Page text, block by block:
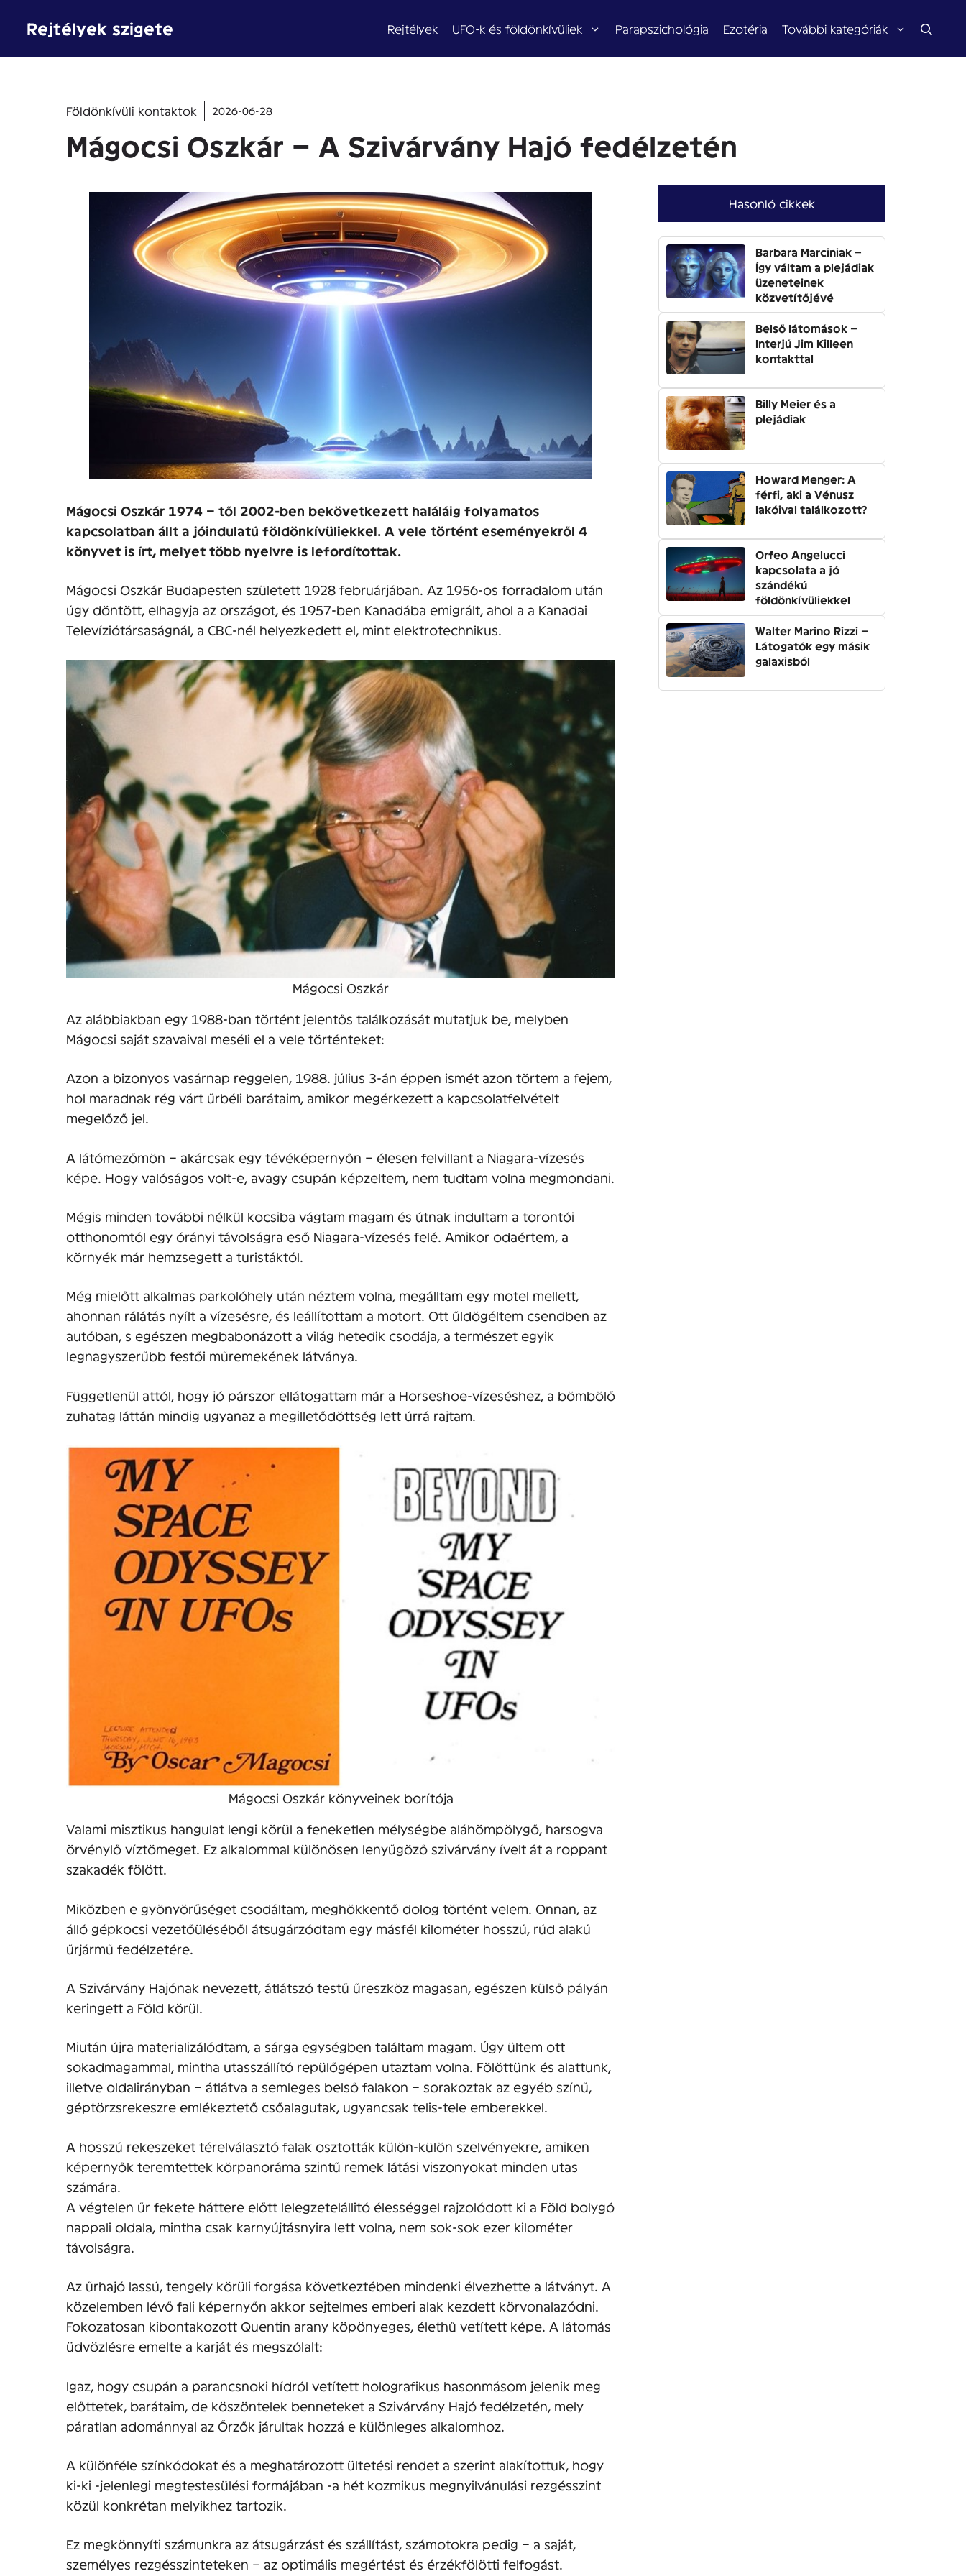
Rejtélyek szigete Rejtélyek UFO-k és földönkívüliek Parapszichológia Ezotéria További kategóriák
Földönkívüli kontaktok 2026-06-28
Mágocsi Oszkár – A Szivárvány Hajó fedélzetén
Mágocsi Oszkár 1974 – től 2002-ben bekövetkezett haláláig folyamatos
kapcsolatban állt a jóindulatú földönkívüliekkel. A vele történt eseményekről 4
könyvet is írt, melyet több nyelvre is lefordítottak.
Mágocsi Oszkár Budapesten született 1928 februárjában. Az 1956-os forradalom után
úgy döntött, elhagyja az országot, és 1957-ben Kanadába emigrált, ahol a a Kanadai
Televíziótársaságnál, a CBC-nél helyezkedett el, mint elektrotechnikus.
Mágocsi Oszkár
Az alábbiakban egy 1988-ban történt jelentős találkozását mutatjuk be, melyben
Mágocsi saját szavaival meséli el a vele történteket:
Azon a bizonyos vasárnap reggelen, 1988. július 3-án éppen ismét azon törtem a fejem,
hol maradnak rég várt űrbéli barátaim, amikor megérkezett a kapcsolatfelvételt
megelőző jel.
A látómezőmön – akárcsak egy tévéképernyőn – élesen felvillant a Niagara-vízesés
képe. Hogy valóságos volt-e, avagy csupán képzeltem, nem tudtam volna megmondani.
Mégis minden további nélkül kocsiba vágtam magam és útnak indultam a torontói
otthonomtól egy órányi távolságra eső Niagara-vízesés felé. Amikor odaértem, a
környék már hemzsegett a turistáktól.
Még mielőtt alkalmas parkolóhely után néztem volna, megálltam egy motel mellett,
ahonnan rálátás nyílt a vízesésre, és leállítottam a motort. Ott űldögéltem csendben az
autóban, s egészen megbabonázott a világ hetedik csodája, a természet egyik
legnagyszerűbb festői műremekének látványa.
Függetlenül attól, hogy jó párszor ellátogattam már a Horseshoe-vízeséshez, a bömbölő
zuhatag láttán mindig ugyanaz a megilletődöttség lett úrrá rajtam.
Mágocsi Oszkár könyveinek borítója
Valami misztikus hangulat lengi körül a feneketlen mélységbe aláhömpölygő, harsogva
örvénylő víztömeget. Ez alkalommal különösen lenyűgöző szivárvány ívelt át a roppant
szakadék fölött.
Miközben e gyönyörűséget csodáltam, meghökkentő dolog történt velem. Onnan, az
álló gépkocsi vezetőüléséből átsugárzódtam egy másfél kilométer hosszú, rúd alakú
űrjármű fedélzetére.
A Szivárvány Hajónak nevezett, átlátszó testű űreszköz magasan, egészen külső pályán
keringett a Föld körül.
Miután újra materializálódtam, a sárga egységben találtam magam. Úgy ültem ott
sokadmagammal, mintha utasszállító repülőgépen utaztam volna. Fölöttünk és alattunk,
illetve oldalirányban – átlátva a semleges belső falakon – sorakoztak az egyéb színű,
géptörzsrekeszre emlékeztető csőalagutak, ugyancsak telis-tele emberekkel.
A hosszú rekeszeket térelválasztó falak osztották külön-külön szelvényekre, amiken
képernyők teremtettek körpanoráma szintű remek látási viszonyokat minden utas
számára.
A végtelen űr fekete háttere előtt lelegzetelállitó élességgel rajzolódott ki a Föld bolygó
nappali oldala, mintha csak karnyújtásnyira lett volna, nem sok-sok ezer kilométer
távolságra.
Az űrhajó lassú, tengely körüli forgása következtében mindenki élvezhette a látványt. A
közelemben lévő fali képernyőn akkor sejtelmes emberi alak kezdett körvonalazódni.
Fokozatosan kibontakozott Quentin arany köpönyeges, élethű vetített képe. A látomás
üdvözlésre emelte a karját és megszólalt:
Igaz, hogy csupán a parancsnoki hídról vetített holografikus hasonmásom jelenik meg
előttetek, barátaim, de köszöntelek benneteket a Szivárvány Hajó fedélzetén, mely
páratlan adománnyal az Őrzők járultak hozzá e különleges alkalomhoz.
A különféle színkódokat és a meghatározott ültetési rendet a szerint alakítottuk, hogy
ki-ki -jelenlegi megtestesülési formájában -a hét kozmikus megnyilvánulási rezgésszint
közül konkrétan melyikhez tartozik.
Ez megkönnyíti számunkra az átsugárzást és szállítást, számotokra pedig – a saját,
személyes rezgésszinteteken – az optimális megértést és érzékfölötti felfogást.
Hasonló cikkek
Barbara Marciniak –
Így váltam a plejádiak
üzeneteinek
közvetítőjévé
Belső látomások –
Interjú Jim Killeen
kontakttal
Billy Meier és a
plejádiak
Howard Menger: A
férfi, aki a Vénusz
lakóival találkozott?
Orfeo Angelucci
kapcsolata a jó
szándékú
földönkívüliekkel
Walter Marino Rizzi –
Látogatók egy másik
galaxisból